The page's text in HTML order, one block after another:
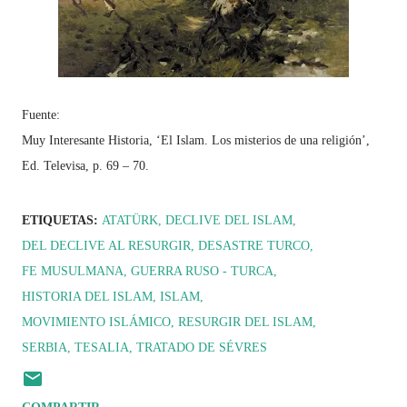
Fuente:
Muy Interesante Historia, ‘El Islam. Los misterios de una religión’,
Ed. Televisa, p. 69 – 70.
ETIQUETAS: ATATÜRK DECLIVE DEL ISLAM
DEL DECLIVE AL RESURGIR DESASTRE TURCO
FE MUSULMANA GUERRA RUSO - TURCA
HISTORIA DEL ISLAM ISLAM
MOVIMIENTO ISLÁMICO RESURGIR DEL ISLAM
SERBIA TESALIA TRATADO DE SÉVRES